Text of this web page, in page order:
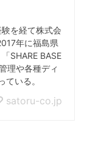
を経て株式会
年に福島県
SHARE BASE
理や各種ディ
いる。
satoru-co.jp